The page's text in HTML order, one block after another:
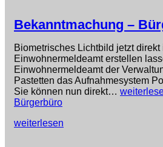
Bekanntmachung –
Biometrisches Lichtbild jetzt direkt
Einwohnermeldeamt erstellen
Einwohnermeldeamt der
Pastetten das Aufnahmesystem
Sie können nun direkt…
Bürgerbüro
weiterlesen